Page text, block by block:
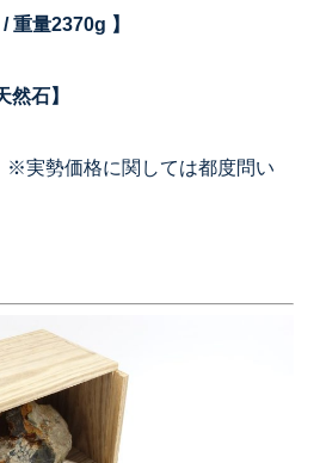
/ 重量2370g 】
然石】
実勢価格に関しては都度問い